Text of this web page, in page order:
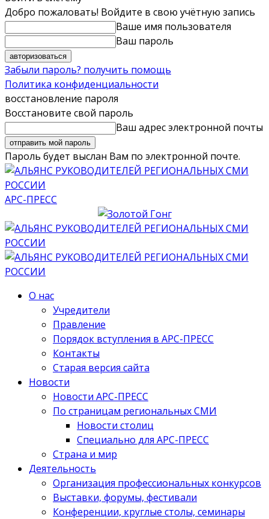
Добро пожаловать! Войдите в свою учётную запись
Ваше имя пользователя
Ваш пароль
Забыли пароль? получить помощь
Политика конфиденциальности
восстановление пароля
Восстановите свой пароль
Ваш адрес электронной почты
Пароль будет выслан Вам по электронной почте.
АРС-ПРЕСС
О нас
Учредители
Правление
Порядок вступления в АРС-ПРЕСС
Контакты
Старая версия сайта
Новости
Новости АРС-ПРЕСС
По страницам региональных СМИ
Новости столиц
Специально для АРС-ПРЕСС
Страна и мир
Деятельность
Организация профессиональных конкурсов
Выставки, форумы, фестивали
Конференции, круглые столы, семинары